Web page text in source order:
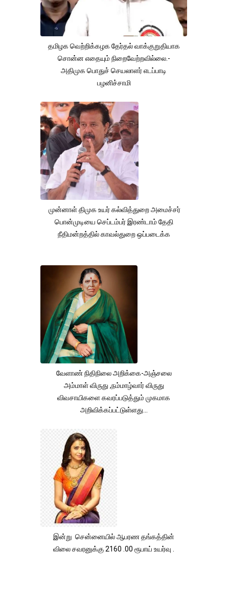
தமிழக வெற்றிக்கழக தேர்தல் வாக்குறுதியாக
சொன்ன எதையும் நிறைவேற்றவில்லை.-
அதிமுக பொதுச் செயலாளர் எடப்பாடி
பழனிச்சாமி
முன்னாள் திமுக உயர் கல்வித்துறை அமைச்சர்
பொன்முடியை செப்டம்பர் இரண்டாம் தேதி
நீதிமன்றத்தில் காவல்துறை ஒப்படைக்க
வேளாண் நிதிநிலை அறிக்கை-அஞ்சலை
அம்மாள் விருது ,நம்மாழ்வார் விருது
விவசாயிகளை கவரப்படுத்தும் முகமாக
அறிவிக்கப்பட்டுள்ளது...
இன்று சென்னையில் ஆபரண தங்கத்தின்
விலை சவரனுக்கு 2160 .00 ரூபாய் உயர்வு .